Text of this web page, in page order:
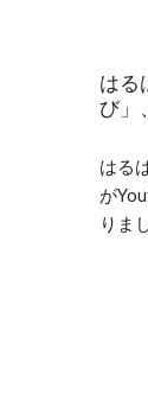
はる
び」
はる
が
りま